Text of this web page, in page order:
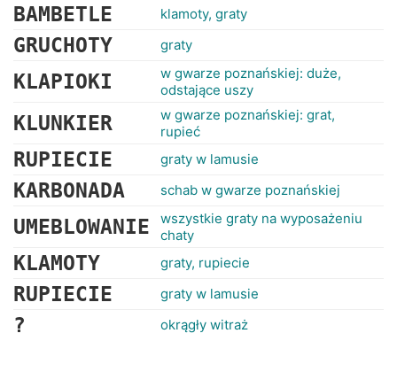
BAMBETLE klamoty, graty
GRUCHOTY graty
KLAPIOKI
w gwarze poznańskiej: duże,
odstające uszy
KLUNKIER
w gwarze poznańskiej: grat,
rupieć
RUPIECIE graty w lamusie
KARBONADA schab w gwarze poznańskiej
UMEBLOWANIE
wszystkie graty na wyposażeniu
chaty
KLAMOTY graty, rupiecie
RUPIECIE graty w lamusie
? okrągły witraż